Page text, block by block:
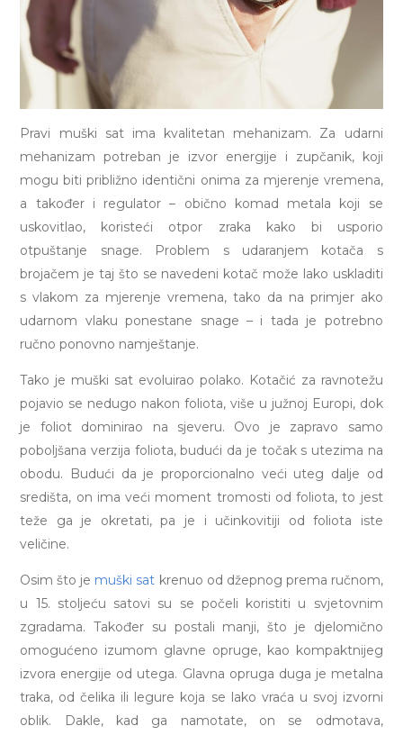
Pravi muški sat ima kvalitetan mehanizam. Za udarni
mehanizam potreban je izvor energije i zupčanik, koji
mogu biti približno identični onima za mjerenje vremena,
a također i regulator – obično komad metala koji se
uskovitlao, koristeći otpor zraka kako bi usporio
otpuštanje snage. Problem s udaranjem kotača s
brojačem je taj što se navedeni kotač može lako uskladiti
s vlakom za mjerenje vremena, tako da na primjer ako
udarnom vlaku ponestane snage – i tada je potrebno
ručno ponovno namještanje.
Tako je muški sat evoluirao polako. Kotačić za ravnotežu
pojavio se nedugo nakon foliota, više u južnoj Europi, dok
je foliot dominirao na sjeveru. Ovo je zapravo samo
poboljšana verzija foliota, budući da je točak s utezima na
obodu. Budući da je proporcionalno veći uteg dalje od
središta, on ima veći moment tromosti od foliota, to jest
teže ga je okretati, pa je i učinkovitiji od foliota iste
veličine.
Osim što je muški sat krenuo od džepnog prema ručnom,
u 15. stoljeću satovi su se počeli koristiti u svjetovnim
zgradama. Također su postali manji, što je djelomično
omogućeno izumom glavne opruge, kao kompaktnijeg
izvora energije od utega. Glavna opruga duga je metalna
traka, od čelika ili legure koja se lako vraća u svoj izvorni
oblik. Dakle, kad ga namotate, on se odmotava,